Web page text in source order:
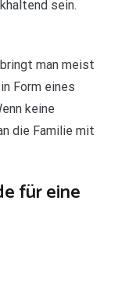
sein.
man meist
Form eines
keine
die Familie mit
für eine